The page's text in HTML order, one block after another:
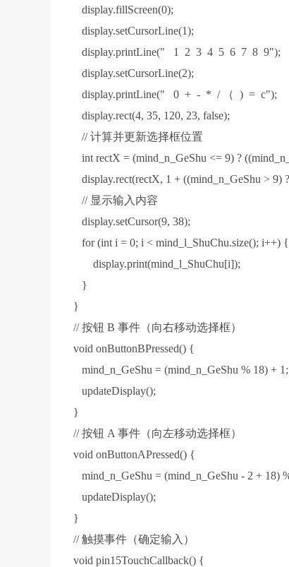
display.fillScreen(0);
display.setCursorLine(1);
display.printLine(" 1 2 3 4 5 6 7 8 9");
display.setCursorLine(2);
display.printLine(" 0 + - * / （ ) = c");
display.rect(4, 35, 120, 23, false);
// 计算并更新选择框位置
int rectX = (mind_n_GeShu <= 9) ?
display.rect(rectX, 1 + ((mind_n_GeShu > 9)
// 显示输入内容
display.setCursor(9, 38);
for (int i = 0; i < mind_l_ShuChu.size(); i++) {
display.print(mind_l_ShuChu[i]);
}
}
// 按钮 B 事件（向右移动选择框）
void onButtonBPressed() {
mind_n_GeShu = (mind_n_GeShu % 18) +
updateDisplay();
}
// 按钮 A 事件（向左移动选择框）
void onButtonAPressed() {
mind_n_GeShu = (mind_n_GeShu - 2 + 18)
updateDisplay();
}
// 触摸事件（确定输入）
void pin15TouchCallback() {